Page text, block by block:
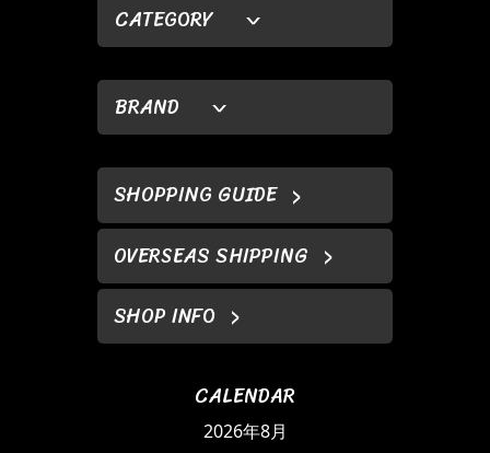
CATEGORY
BRAND
SHOPPING GUIDE
OVERSEAS SHIPPING
SHOP INFO
CALENDAR
2026年8月